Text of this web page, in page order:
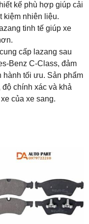
kế phù hợp giúp cải
kiệm nhiên liệu.
tinh tế giúp xe
cấp lazang sau
Benz C-Class, đảm
hành tối ưu. Sản phẩm
chính xác và khả
của xe sang.